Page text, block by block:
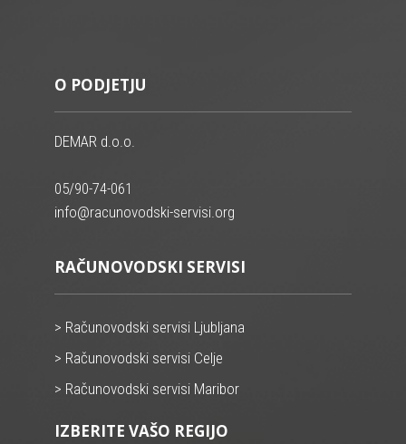
O PODJETJU
DEMAR d.o.o.
05/90-74-061
info@racunovodski-servisi.org
RAČUNOVODSKI SERVISI
> Računovodski servisi Ljubljana
> Računovodski servisi Celje
> Računovodski servisi Maribor
IZBERITE VAŠO REGIJO